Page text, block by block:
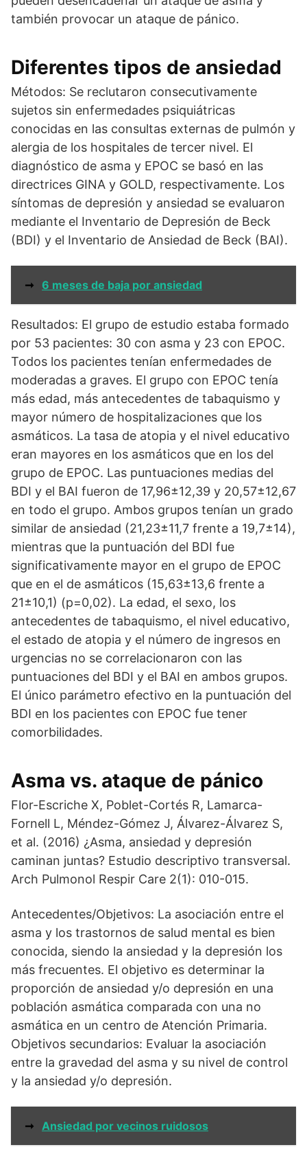
también provocar un ataque de pánico.
Diferentes tipos de ansiedad
Métodos: Se reclutaron consecutivamente
sujetos sin enfermedades psiquiátricas
conocidas en las consultas externas de pulmón y
alergia de los hospitales de tercer nivel. El
diagnóstico de asma y EPOC se basó en las
directrices GINA y GOLD, respectivamente. Los
síntomas de depresión y ansiedad se evaluaron
mediante el Inventario de Depresión de Beck
(BDI) y el Inventario de Ansiedad de Beck (BAI).
➞ 6 meses de baja por ansiedad
Resultados: El grupo de estudio estaba formado
por 53 pacientes: 30 con asma y 23 con EPOC.
Todos los pacientes tenían enfermedades de
moderadas a graves. El grupo con EPOC tenía
más edad, más antecedentes de tabaquismo y
mayor número de hospitalizaciones que los
asmáticos. La tasa de atopia y el nivel educativo
eran mayores en los asmáticos que en los del
grupo de EPOC. Las puntuaciones medias del
BDI y el BAI fueron de 17,96±12,39 y 20,57±12,67
en todo el grupo. Ambos grupos tenían un grado
similar de ansiedad (21,23±11,7 frente a 19,7±14),
mientras que la puntuación del BDI fue
significativamente mayor en el grupo de EPOC
que en el de asmáticos (15,63±13,6 frente a
21±10,1) (p=0,02). La edad, el sexo, los
antecedentes de tabaquismo, el nivel educativo,
el estado de atopia y el número de ingresos en
urgencias no se correlacionaron con las
puntuaciones del BDI y el BAI en ambos grupos.
El único parámetro efectivo en la puntuación del
BDI en los pacientes con EPOC fue tener
comorbilidades.
Asma vs. ataque de pánico
Flor-Escriche X, Poblet-Cortés R, Lamarca-
Fornell L, Méndez-Gómez J, Álvarez-Álvarez S,
et al. (2016) ¿Asma, ansiedad y depresión
caminan juntas? Estudio descriptivo transversal.
Arch Pulmonol Respir Care 2(1): 010-015.
Antecedentes/Objetivos: La asociación entre el
asma y los trastornos de salud mental es bien
conocida, siendo la ansiedad y la depresión los
más frecuentes. El objetivo es determinar la
proporción de ansiedad y/o depresión en una
población asmática comparada con una no
asmática en un centro de Atención Primaria.
Objetivos secundarios: Evaluar la asociación
entre la gravedad del asma y su nivel de control
y la ansiedad y/o depresión.
➞ Ansiedad por vecinos ruidosos